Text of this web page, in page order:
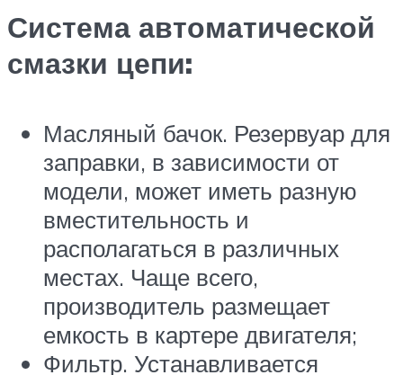
Система автоматической
смазки цепи:
Масляный бачок. Резервуар для
заправки, в зависимости от
модели, может иметь разную
вместительность и
располагаться в различных
местах. Чаще всего,
производитель размещает
емкость в картере двигателя;
Фильтр. Устанавливается